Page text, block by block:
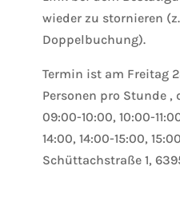
wieder zu stornieren
Doppelbuchung).
Termin ist am Freitag
Personen pro Stunde
09:00-10:00, 10:00-
14:00, 14:00-15:00,
Schüttachstraße 1,